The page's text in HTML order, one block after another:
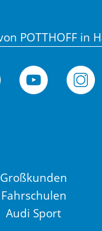
Großkunden
Fahrschulen
Audi Sport